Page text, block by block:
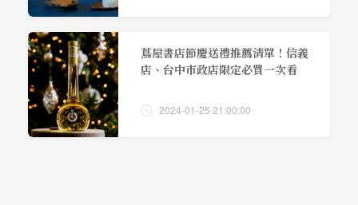
蔦屋書店節慶送禮推薦清單！信義
店、台中市政店限定必買一次看
2024-01-25 21:00:00